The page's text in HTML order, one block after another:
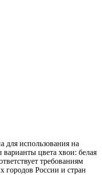
для использования на
цвета хвои: белая
требованиям
городов России и стран